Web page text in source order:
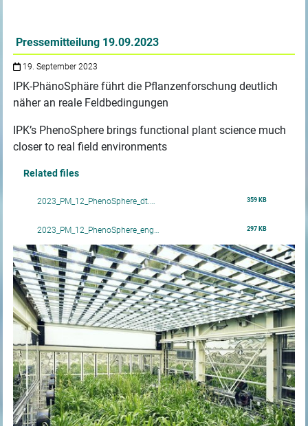
Pressemitteilung 19.09.2023
19. September 2023
IPK-PhänoSphäre führt die Pflanzenforschung deutlich
näher an reale Feldbedingungen
IPK’s PhenoSphere brings functional plant science much
closer to real field environments
Related files
2023_PM_12_PhenoSphere_dt.… 359 KB
2023_PM_12_PhenoSphere_eng… 297 KB